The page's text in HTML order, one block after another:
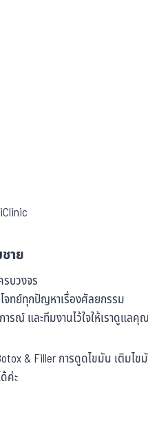
าย
บวงจร
จทย์ทุกปัญหาเรื่องศัลยกรรม
ณ์ และทีมงานไว้ใจให้เราดูแลคุ
& Filler การดูดไขมัน เติมไ
ค่ะ